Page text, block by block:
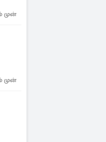
முன்
முன்